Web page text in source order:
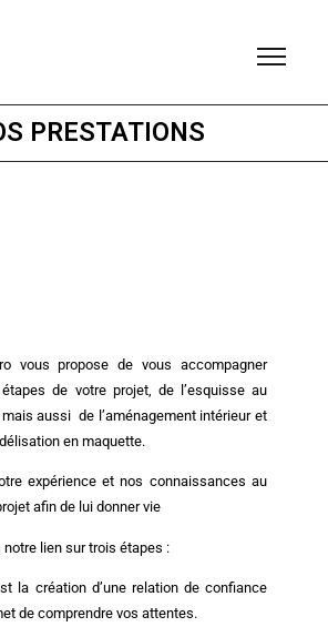
PRESTATIONS
vous propose de vous accompagner
de votre projet, de l’esquisse au
aussi de l’aménagement intérieur et
en maquette.
expérience et nos connaissances au
afin de lui donner vie
lien sur trois étapes :
la création d’une relation de confiance
de comprendre vos attentes.